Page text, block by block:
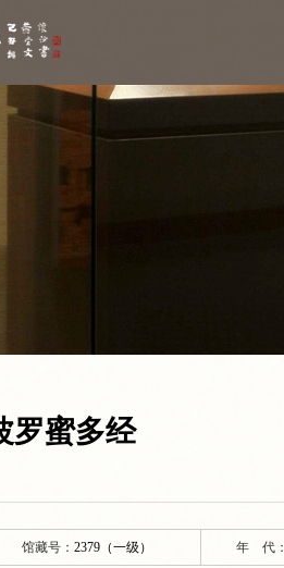
罗蜜多经
馆藏号： 2379（一级） 年 代：